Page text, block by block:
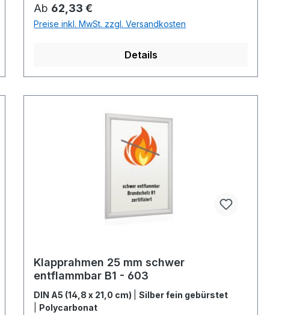
Regulärer Preis:
Ab 62,33 €
Preise inkl. MwSt. zzgl. Versandkosten
Details
Klapprahmen 25 mm schwer
entflammbar B1 - 603
DIN A5 (14,8 x 21,0 cm) |Silber fein gebürstet
Polycarbonat